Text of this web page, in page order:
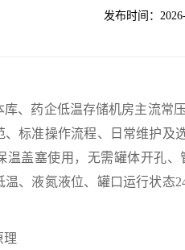
发布时间：
库、药企低温存储机房主流常
标准操作流程、日常维护及
温盖塞使用，无需罐体开孔
温、液氮液位、罐口运行状态
理